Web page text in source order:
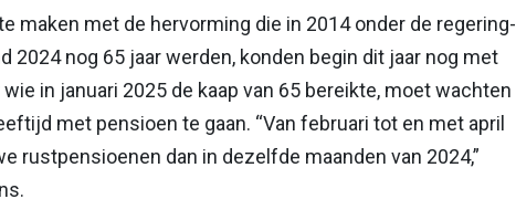
maken met de hervorming die in 2014 onder de regering-
2024 nog 65 jaar werden, konden begin dit jaar nog met
in januari 2025 de kaap van 65 bereikte, moet wachten
met pensioen te gaan. “Van februari tot en met april
rustpensioenen dan in dezelfde maanden van 2024,”